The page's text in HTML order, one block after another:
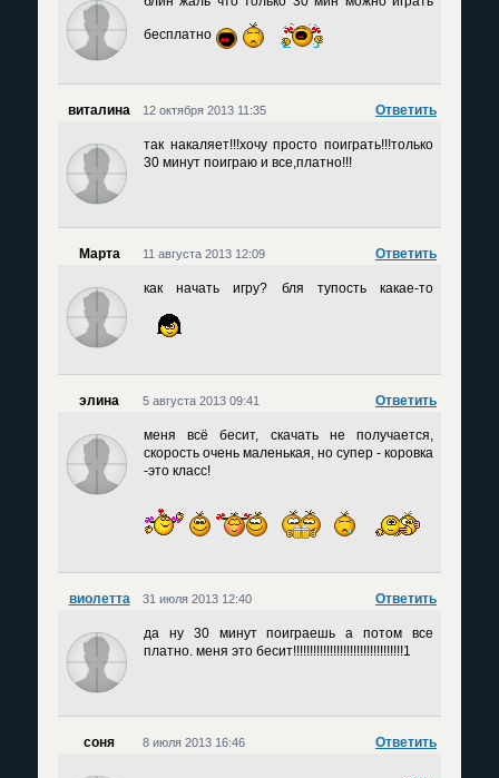
бесплатно
виталина Ответить
12 октября 2013 11:35
так накаляет!!!хочу просто поиграть!!!только
30 минут поиграю и все,платно!!!
Марта Ответить
11 августа 2013 12:09
как начать игру? бля тупость какае-то
элина Ответить
5 августа 2013 09:41
меня всё бесит, скачать не получается,
скорость очень маленькая, но супер - коровка
-это класс!
виолетта Ответить
31 июля 2013 12:40
да ну 30 минут поиграешь а потом все
платно. меня это бесит!!!!!!!!!!!!!!!!!!!!!!!!!!!!!!!!!1
cоня Ответить
8 июля 2013 16:46